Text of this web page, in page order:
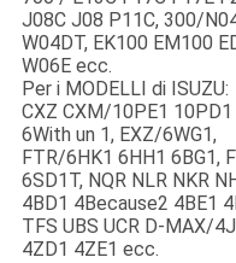
J08C J08 P11C, 300/
W04DT, EK100 EM100
W06E ecc.
Per i MODELLI di ISUZU:
CXZ CXM/10PE1 10PD1
6With un 1, EXZ/6WG1,
FTR/6HK1 6HH1 6BG1,
6SD1T, NQR NLR NKR
4BD1 4Because2 4BE1
TFS UBS UCR D-MAX/
4ZD1 4ZE1 ecc.